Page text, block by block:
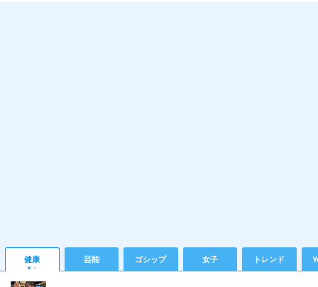
健康 芸能 ゴシップ 女子 トレンド